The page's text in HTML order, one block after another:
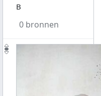
B
0 bronnen